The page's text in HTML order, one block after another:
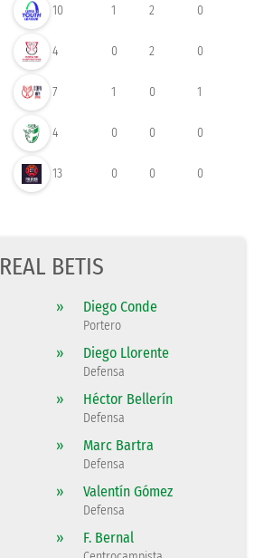
10 1 2 0
4 0 2 0
7 1 0 1
4 0 0 0
13 0 0 0
REAL BETIS
» Diego Conde
Portero
» Diego Llorente
Defensa
» Héctor Bellerín
Defensa
» Marc Bartra
Defensa
» Valentín Gómez
Defensa
» F. Bernal